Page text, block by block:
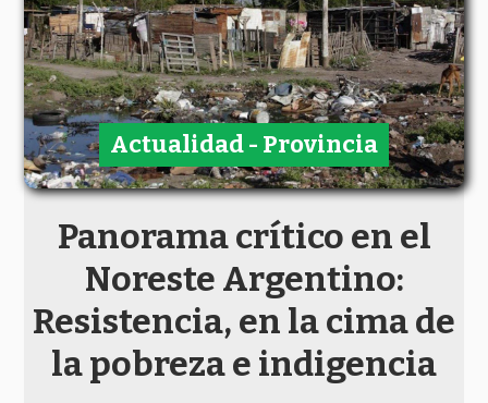
Panorama crítico en el
Noreste Argentino:
Resistencia, en la cima de
la pobreza e indigencia
Actualidad - Provincia